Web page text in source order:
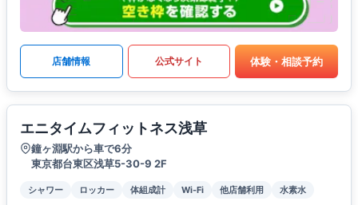
店舗情報 公式サイト 体験・相談予約
エニタイムフィットネス浅草
鐘ヶ淵駅から車で6分
東京都台東区浅草5-30-9 2F
シャワー ロッカー 体組成計 Wi-Fi 他店舗利用 水素水